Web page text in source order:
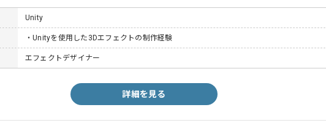
Unity
・Unityを使用した3Dエフェクトの制作経験
エフェクトデザイナー
詳細を見る